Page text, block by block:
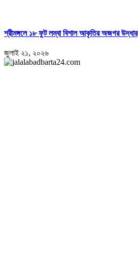
শ্রীমঙ্গলে ১৮ ফুট লম্বা বিশাল আকৃতির অজগর উদ্ধার
জুলাই ২১, ২০২৬